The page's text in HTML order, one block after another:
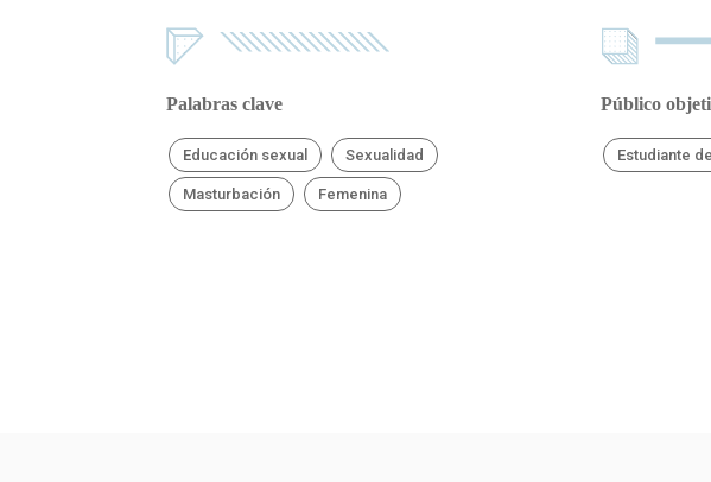
Palabras clave
Educación sexual Sexualidad
Masturbación Femenina
Público
Estudiante